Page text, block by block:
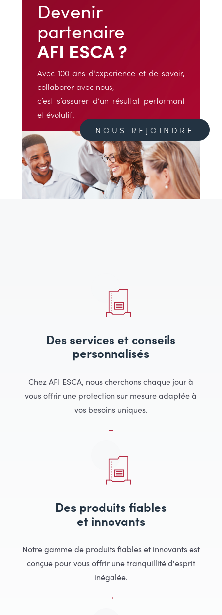
Devenir
partenaire
AFI ESCA ?
Avec 100 ans d’expérience et de savoir,
collaborer avec nous,
c’est s’assurer d’un résultat performant
et évolutif.
NOUS REJOINDRE
Des services et conseils
personnalisés
Chez AFI ESCA, nous cherchons chaque jour à
vous offrir une protection sur mesure adaptée à
vos besoins uniques.
Des produits fiables
et innovants
Notre gamme de produits fiables et innovants est
conçue pour vous offrir une tranquillité d'esprit
inégalée.